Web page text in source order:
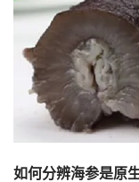
如何分辨海参是原